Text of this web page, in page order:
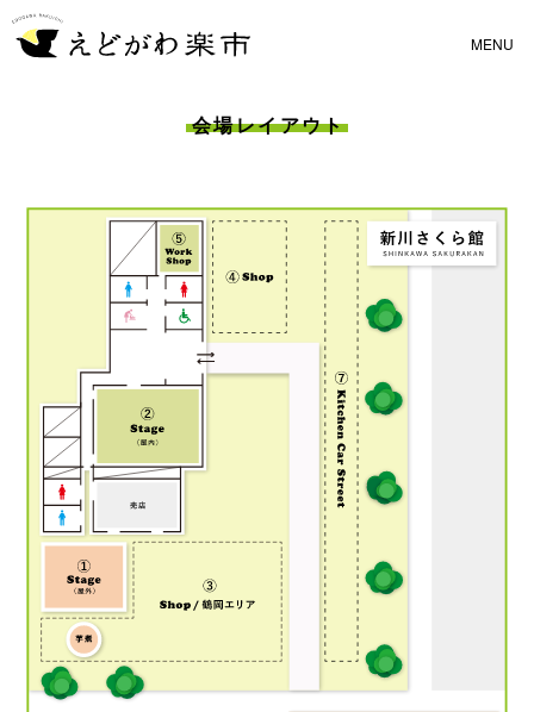
会場レイアウト